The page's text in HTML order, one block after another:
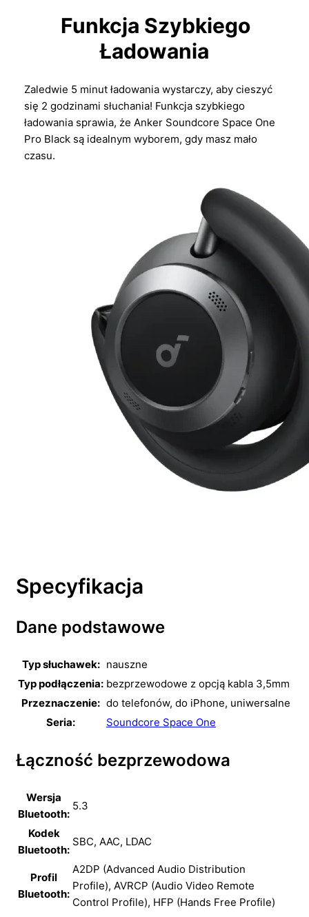
Funkcja Szybkiego
Ładowania
Zaledwie 5 minut ładowania wystarczy, aby cieszyć
się 2 godzinami słuchania! Funkcja szybkiego
ładowania sprawia, że Anker Soundcore Space One
Pro Black są idealnym wyborem, gdy masz mało
czasu.
Specyfikacja
Dane podstawowe
Typ słuchawek: nauszne
Typ podłączenia: bezprzewodowe z opcją kabla 3,5mm
Przeznaczenie: do telefonów, do iPhone, uniwersalne
Seria:
Soundcore Space One
Łączność bezprzewodowa
Wersja
Bluetooth:
5.3
Kodek
Bluetooth:
SBC, AAC, LDAC
Profil
Bluetooth:
A2DP (Advanced Audio Distribution
Profile), AVRCP (Audio Video Remote
Control Profile), HFP (Hands Free Profile)